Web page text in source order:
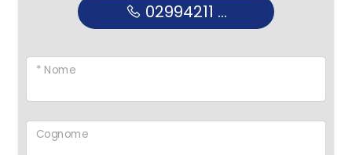
02994211 ...
* Nome
Cognome